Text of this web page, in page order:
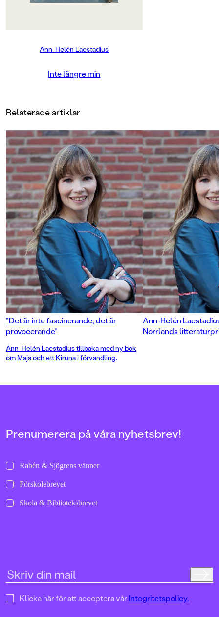
Samtidigt har Kiruna världens
ska flyttas, och bland dem finns ett
Den fristående fortsättningen på
Ann-Helén Laestadius
Inte längre min
Relaterade artiklar
”Det är inte fascinerande, det är
provocerande”
Ann-Helén Laestadius tillbaka med ny bok
om Maja och ett Kiruna i förvandling.
Ann-Helén
Norrlands
Prenumerera på våra nyhetsbrev!
Rabén & Sjögrens vänner
Förskolebrevet
Skola & Biblioteksbrevet
Klicka här för att acceptera vårIntegritetspolicy.